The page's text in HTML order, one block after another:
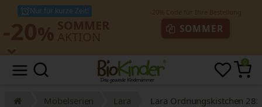
Nur für kurze Zeit!
SOMMER
0
Möbelserien Lara Lara Ordnungskistchen